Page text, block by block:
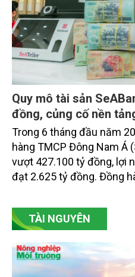
Quy mô tài sản
đồng, củng cố nền
Trong 6 tháng đầu năm
hàng TMCP Đông Nam Á
vượt 427.100 tỷ đồng, lợi
đạt 2.625 tỷ đồng. Đồng
SeABank tiếp tục duy trì
rộng tín dụng, củng cố
TÀI NGUYÊN